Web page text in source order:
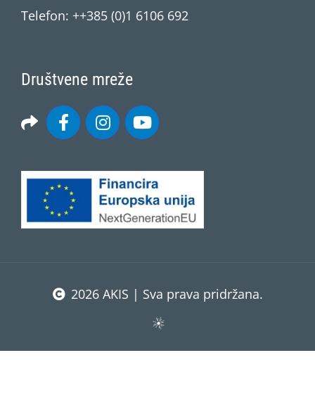
Telefon: ++385 (0)1 6106 692
Društvene mreže
2026 AKIS | Sva prava pridržana.